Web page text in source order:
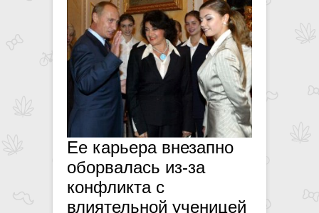
Ее карьера внезапно
оборвалась из-за
конфликта с
влиятельной ученицей